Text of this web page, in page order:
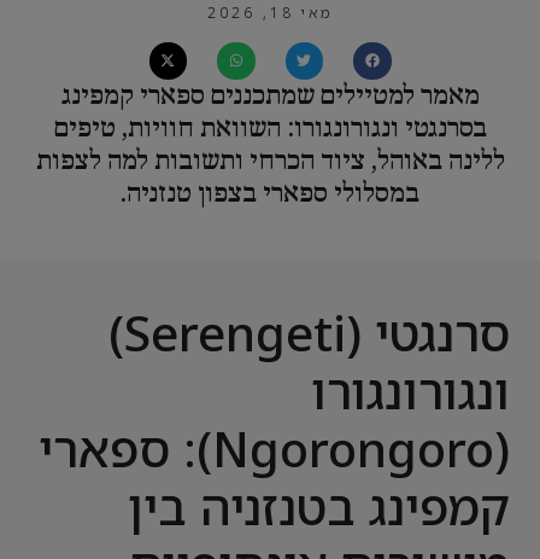
מאי 18, 2026
מאמר למטיילים שמתכננים ספארי קמפינג
בסרנגטי ונגורונגורו: השוואת חוויות, טיפים
ללינה באוהל, ציוד הכרחי ותשובות למה לצפות
במסלולי ספארי בצפון טנזניה.
סרנגטי (Serengeti)
ונגורונגורו
(Ngorongoro): ספארי
קמפינג בטנזניה בין